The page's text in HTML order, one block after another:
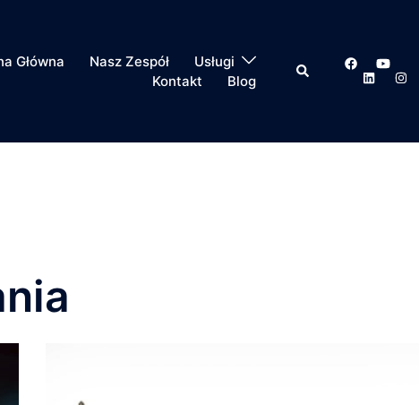
Główna Nasz Zespół
Usługi
Kontakt
Blog
Szukaj